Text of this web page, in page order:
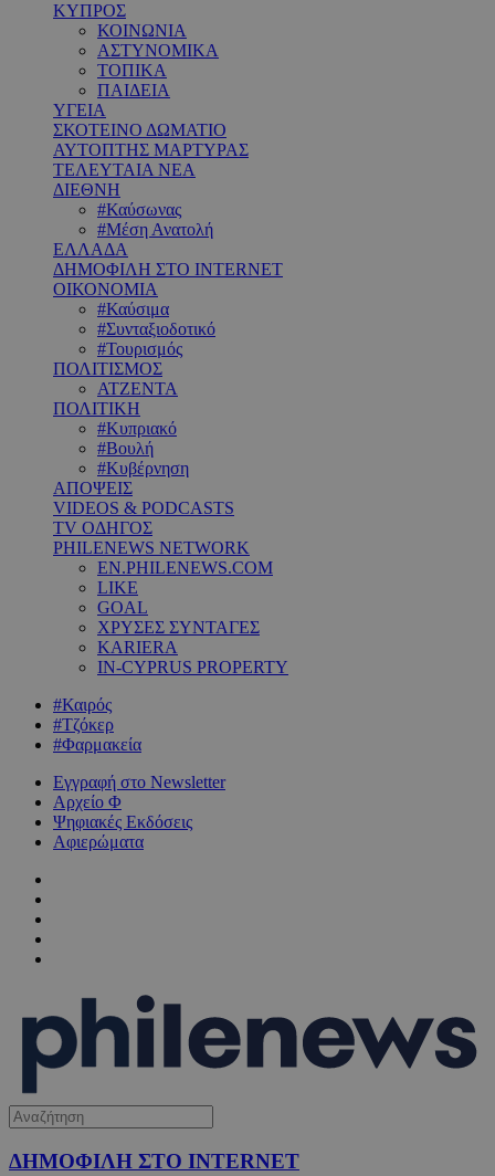
ΚΥΠΡΟΣ
ΚΟΙΝΩΝΙΑ
ΑΣΤΥΝΟΜΙΚΑ
ΤΟΠΙΚΑ
ΠΑΙΔΕΙΑ
ΥΓΕΙΑ
ΣΚΟΤΕΙΝΟ ΔΩΜΑΤΙΟ
ΑΥΤΟΠΤΗΣ ΜΑΡΤΥΡΑΣ
ΤΕΛΕΥΤΑΙΑ ΝΕΑ
ΔΙΕΘΝΗ
#Καύσωνας
#Μέση Ανατολή
ΕΛΛΑΔΑ
ΔΗΜΟΦΙΛΗ ΣΤΟ INTERNET
ΟΙΚΟΝΟΜΙΑ
#Καύσιμα
#Συνταξιοδοτικό
#Τουρισμός
ΠΟΛΙΤΙΣΜΟΣ
ΑΤΖΕΝΤΑ
ΠΟΛΙΤΙΚΗ
#Κυπριακό
#Βουλή
#Κυβέρνηση
ΑΠΟΨΕΙΣ
VIDEOS & PODCASTS
TV ΟΔΗΓΟΣ
PHILENEWS NETWORK
EN.PHILENEWS.COM
LIKE
GOAL
ΧΡΥΣΕΣ ΣΥΝΤΑΓΕΣ
KARIERA
IN-CYPRUS PROPERTY
#Καιρός
#Τζόκερ
#Φαρμακεία
Εγγραφή στο Newsletter
Αρχείο Φ
Ψηφιακές Εκδόσεις
Αφιερώματα
ΔΗΜΟΦΙΛΗ ΣΤΟ INTERNET